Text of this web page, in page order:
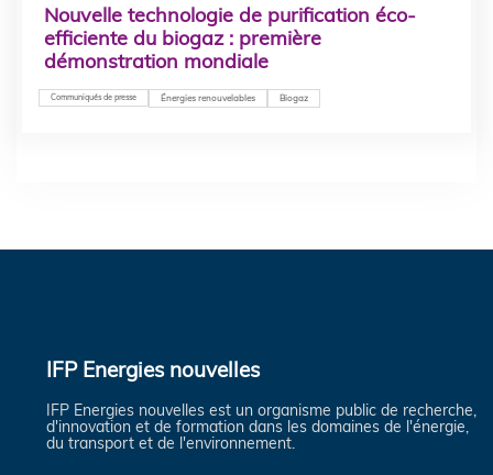
Nouvelle technologie de purification éco-
efficiente du biogaz : première
démonstration mondiale
Communiqués de presse Énergies renouvelables Biogaz
IFP Energies nouvelles
IFP Energies nouvelles est un organisme public de recherche,
d'innovation et de formation dans les domaines de l'énergie,
du transport et de l'environnement.